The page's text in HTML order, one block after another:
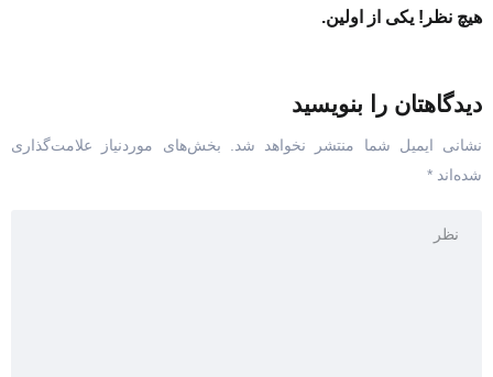
هیچ نظر! یکی از اولین.
دیدگاهتان را بنویسید
نشانی ایمیل شما منتشر نخواهد شد.
بخش‌های موردنیاز علامت‌گذاری
شده‌اند *